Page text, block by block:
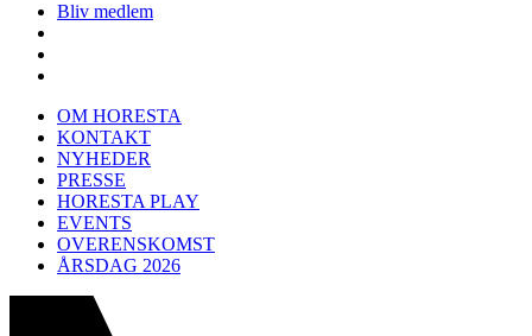
Bliv medlem
OM HORESTA
KONTAKT
NYHEDER
PRESSE
HORESTA PLAY
EVENTS
OVERENSKOMST
ÅRSDAG 2026